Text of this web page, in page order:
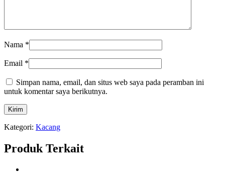
Nama *
Email *
Simpan nama, email, dan situs web saya pada peramban ini
untuk komentar saya berikutnya.
Kategori: Kacang
Produk Terkait